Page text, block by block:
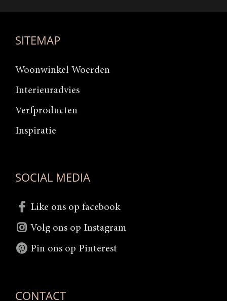
SITEMAP
Woonwinkel Woerden
Interieuradvies
Verfproducten
Inspiratie
SOCIAL MEDIA
Like ons op facebook
Volg ons op Instagram
Pin ons op Pinterest
CONTACT